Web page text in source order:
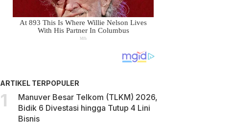
ARTIKEL TERPOPULER
Manuver Besar Telkom (TLKM) 2026,
Bidik 6 Divestasi hingga Tutup 4 Lini
Bisnis